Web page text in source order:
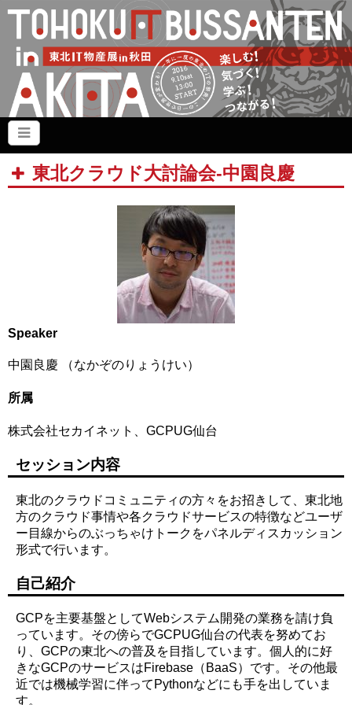
東北クラウド大討論会-中園良慶
Speaker
中園良慶 （なかぞのりょうけい）
所属
株式会社セカイネット、GCPUG仙台
セッション内容
東北のクラウドコミュニティの方々をお招きして、東北地
方のクラウド事情や各クラウドサービスの特徴などユーザ
ー目線からのぶっちゃけトークをパネルディスカッション
形式で行います。
自己紹介
GCPを主要基盤としてWebシステム開発の業務を請け負
っています。その傍らでGCPUG仙台の代表を努めてお
り、GCPの東北への普及を目指しています。個人的に好
きなGCPのサービスはFirebase（BaaS）です。その他最
近では機械学習に伴ってPythonなどにも手を出していま
す。